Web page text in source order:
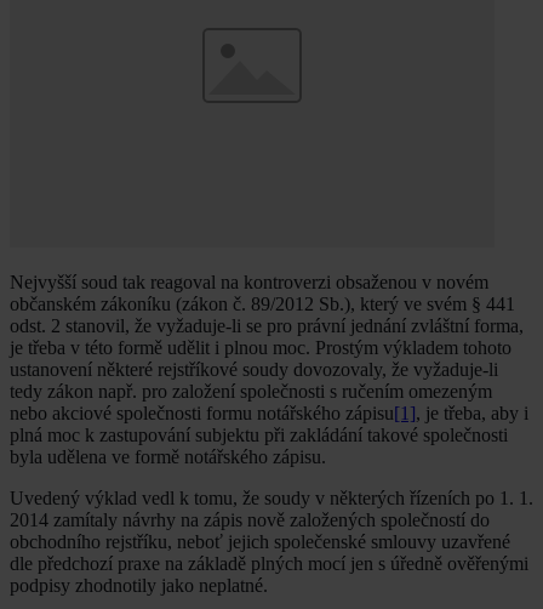
Nejvyšší soud tak reagoval na kontroverzi obsaženou v novém
občanském zákoníku (zákon č. 89/2012 Sb.), který ve svém § 441
odst. 2 stanovil, že vyžaduje-li se pro právní jednání zvláštní forma,
je třeba v této formě udělit i plnou moc. Prostým výkladem tohoto
ustanovení některé rejstříkové soudy dovozovaly, že vyžaduje-li
tedy zákon např. pro založení společnosti s ručením omezeným
nebo akciové společnosti formu notářského zápisu[1], je třeba, aby i
plná moc k zastupování subjektu při zakládání takové společnosti
byla udělena ve formě notářského zápisu.
Uvedený výklad vedl k tomu, že soudy v některých řízeních po 1. 1.
2014 zamítaly návrhy na zápis nově založených společností do
obchodního rejstříku, neboť jejich společenské smlouvy uzavřené
dle předchozí praxe na základě plných mocí jen s úředně ověřenými
podpisy zhodnotily jako neplatné.